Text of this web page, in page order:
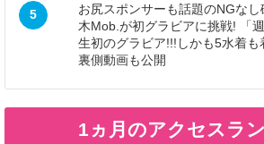
5
お尻スポンサーも話題のNGな
木Mob.が初グラビアに挑戦! 「
生初のグラビア!!!しかも5水着
裏側動画も公開
1ヵ月のアクセスラ